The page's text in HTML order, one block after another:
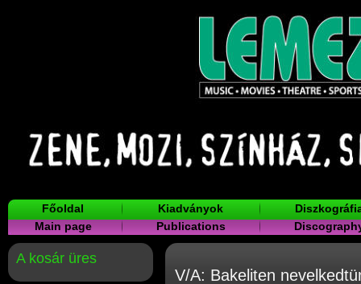
Főoldal Kiadványok
Main page
Publications
A kosár üres
V/A: Bakeliten